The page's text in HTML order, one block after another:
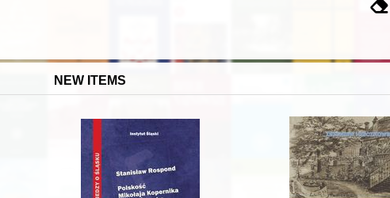
NEW ITEMS